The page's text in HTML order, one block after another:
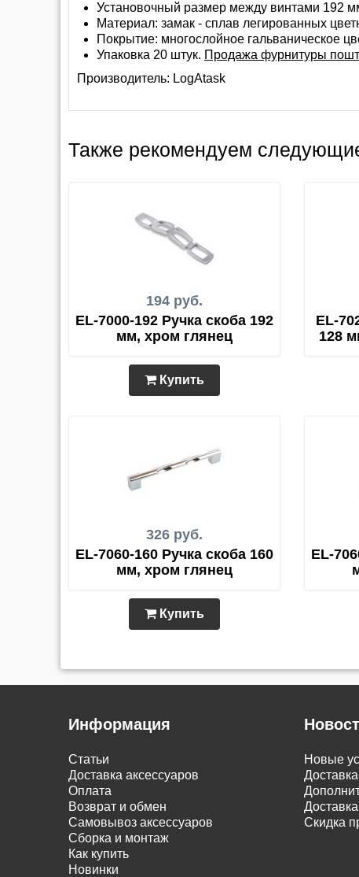
Установочный размер между винтами 192
Материал: замак - сплав легированных
Покрытие: многослойное гальваническое
Упаковка 20 штук. Продажа фурнитуры
Производитель: LogAtask
Также рекомендуем
194 руб.
EL-7000-192 Ручка скоба 192
мм, хром глянец
Купить
EL-
128
326 руб.
EL-7060-160 Ручка скоба 160
мм, хром глянец
Купить
EL-
Информация
Статьи
Доставка аксессуаров
Оплата
Возврат и обмен
Самовывоз аксессуаров
Сборка и монтаж
Как купить
Новинки
Новые
Скидка